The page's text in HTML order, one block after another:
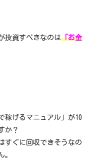
投資すべきなのは「お金
稼げるマニュアル」が10
か？
すぐに回収できそうなの
。